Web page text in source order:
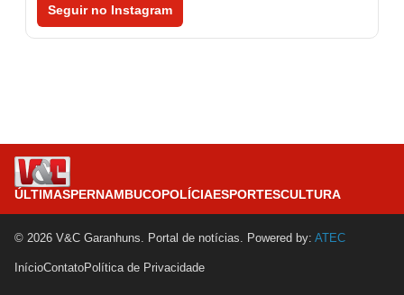
Seguir no Instagram
ÚLTIMASPERNAMBUCOPOLÍCIAESPORTESCULTURA
© 2026 V&C Garanhuns. Portal de notícias. Powered by: ATEC
InícioContatoPolítica de Privacidade